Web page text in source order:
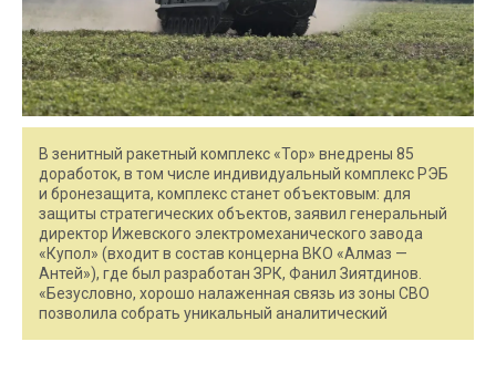
В зенитный ракетный комплекс «Тор» внедрены 85
доработок, в том числе индивидуальный комплекс РЭБ
и бронезащита, комплекс станет объектовым: для
защиты стратегических объектов, заявил генеральный
директор Ижевского электромеханического завода
«Купол» (входит в состав концерна ВКО «Алмаз —
Антей»), где был разработан ЗРК, Фанил Зиятдинов.
«Безусловно, хорошо налаженная связь из зоны СВО
позволила собрать уникальный аналитический